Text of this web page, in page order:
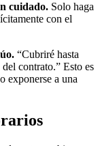
cuidado. Solo haga
con el
“Cubriré hasta
contrato.” Esto es
exponerse a una